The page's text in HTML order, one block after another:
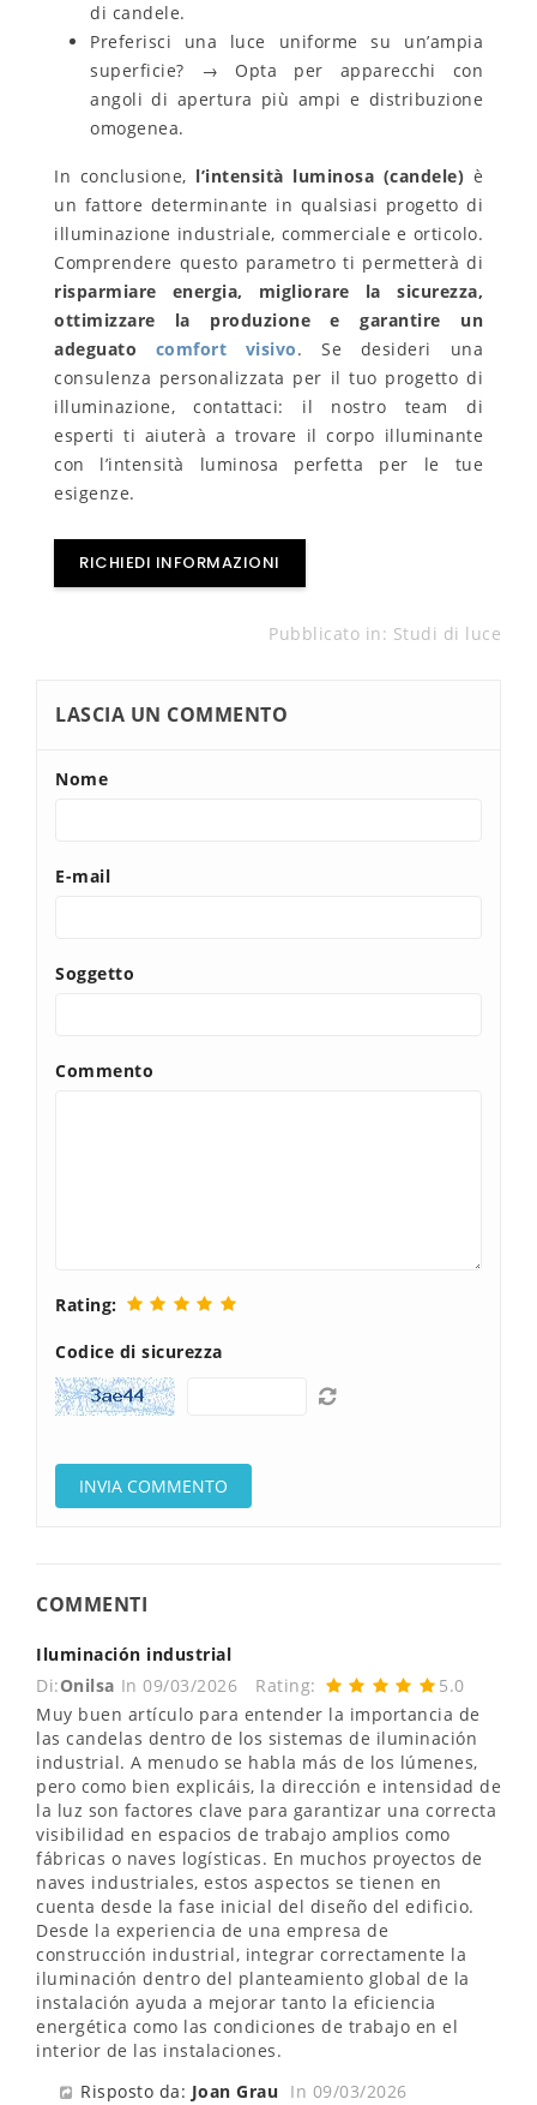
di candele.
Preferisci una luce uniforme su un’ampia
superficie? → Opta per apparecchi con
angoli di apertura più ampi e distribuzione
omogenea.
In conclusione, l’intensità luminosa (candele) è
un fattore determinante in qualsiasi progetto di
illuminazione industriale, commerciale e orticolo.
Comprendere questo parametro ti permetterà di
risparmiare energia, migliorare la sicurezza,
ottimizzare la produzione e garantire un
adeguato comfort visivo. Se desideri una
consulenza personalizzata per il tuo progetto di
illuminazione, contattaci: il nostro team di
esperti ti aiuterà a trovare il corpo illuminante
con l’intensità luminosa perfetta per le tue
esigenze.
RICHIEDI INFORMAZIONI
Pubblicato in: Studi di luce
LASCIA UN COMMENTO
Nome
E-mail
Soggetto
Commento
Rating:
Codice di sicurezza
COMMENTI
Iluminación industrial
Di:Onilsa In 09/03/2026 Rating:
5.0
Muy buen artículo para entender la importancia de
las candelas dentro de los sistemas de iluminación
industrial. A menudo se habla más de los lúmenes,
pero como bien explicáis, la dirección e intensidad de
la luz son factores clave para garantizar una correcta
visibilidad en espacios de trabajo amplios como
fábricas o naves logísticas. En muchos proyectos de
naves industriales, estos aspectos se tienen en
cuenta desde la fase inicial del diseño del edificio.
Desde la experiencia de una empresa de
construcción industrial, integrar correctamente la
iluminación dentro del planteamiento global de la
instalación ayuda a mejorar tanto la eficiencia
energética como las condiciones de trabajo en el
interior de las instalaciones.
Risposto da: Joan Grau In 09/03/2026